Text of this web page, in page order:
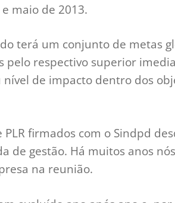
maio de 2013.
terá um conjunto de metas
pelo respectivo superior
de impacto dentro dos
firmados com o Sindpd
de gestão. Há muitos anos
na reunião.